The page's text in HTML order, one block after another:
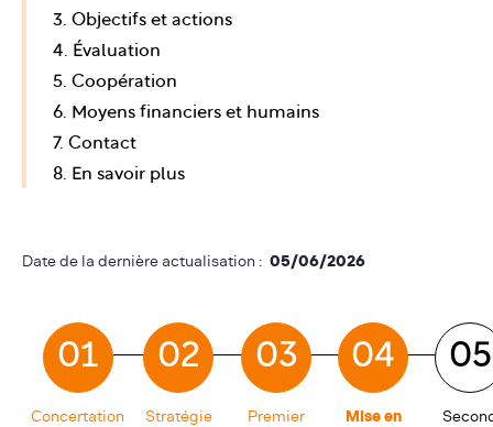
3. Objectifs et actions
4. Évaluation
5. Coopération
6. Moyens financiers et humains
7. Contact
8. En savoir plus
Date de la dernière actualisation : 05/06/2026
01
Concertation
02
Stratégie
03
Premier
04
Mise en
05